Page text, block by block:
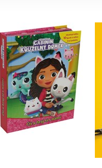
Gábinin kouzelný
domek - Čti a hraj si s
námi
Kolektiv